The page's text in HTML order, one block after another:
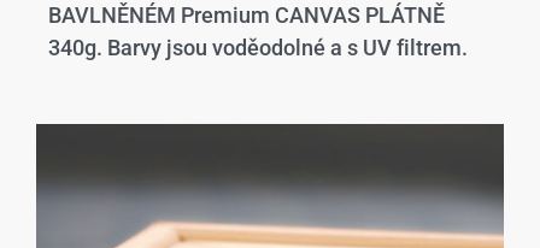
BAVLNĚNÉM Premium CANVAS PLÁTNĚ
340g. Barvy jsou voděodolné a s UV filtrem.